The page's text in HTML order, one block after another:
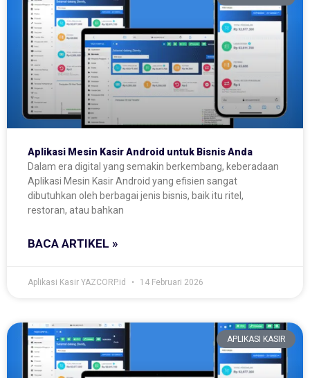
Aplikasi Mesin Kasir Android untuk Bisnis Anda
Dalam era digital yang semakin berkembang, keberadaan
Aplikasi Mesin Kasir Android yang efisien sangat
dibutuhkan oleh berbagai jenis bisnis, baik itu ritel,
restoran, atau bahkan
BACA ARTIKEL »
Aplikasi Kasir YAZCORP.id 14 Februari 2026
APLIKASI KASIR